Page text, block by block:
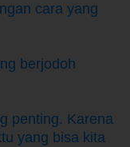
cara yang
berjodoh
penting. Karena
yang bisa kita